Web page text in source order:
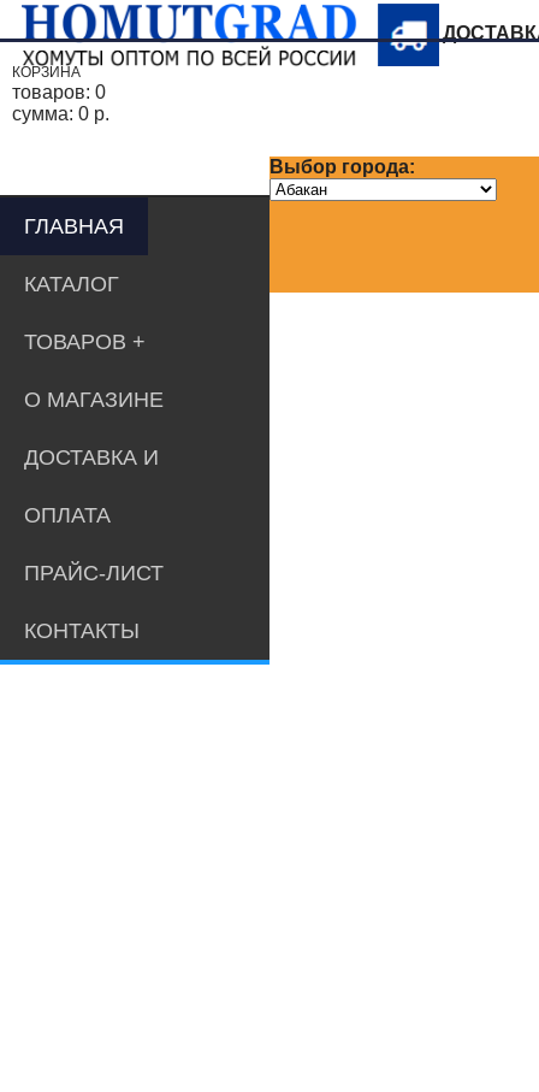
Выбор города:
КОРЗИНА
товаров: 0
сумма: 0 р.
ГЛАВНАЯ
КАТАЛОГ
ТОВАРОВ
О МАГАЗИНЕ
ДОСТАВКА И
ОПЛАТА
ПРАЙС-ЛИСТ
КОНТАКТЫ